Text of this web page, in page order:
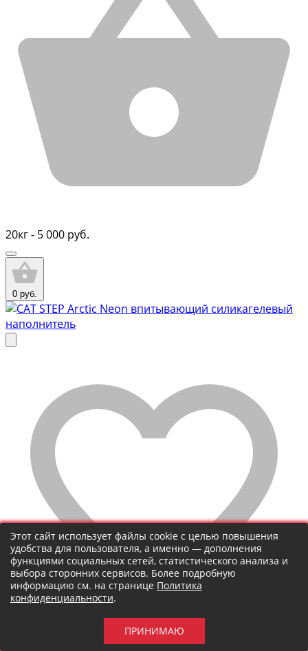
20кг - 5 000 руб.
0 руб.
Этот сайт использует файлы cookie с целью повышения
удобства для пользователя, а именно — дополнения
функциями социальных сетей, статистического анализа и
выбора сторонних сервисов. Более подробную
информацию см. на странице Политика
конфиденциальности.
ПРИНИМАЮ